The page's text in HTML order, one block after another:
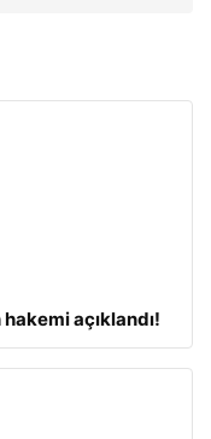
açıklandı!